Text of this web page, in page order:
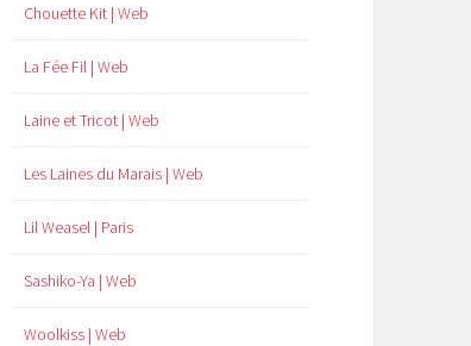
Chouette Kit | Web
La Fée Fil | Web
Laine et Tricot | Web
Les Laines du Marais | Web
Lil Weasel | Paris
Sashiko-Ya | Web
Woolkiss | Web